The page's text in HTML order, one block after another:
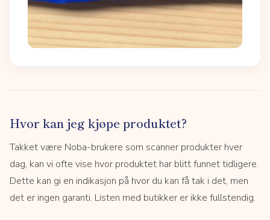
Hvor kan jeg kjøpe produktet?
Takket være Noba-brukere som scanner produkter hver
dag, kan vi ofte vise hvor produktet har blitt funnet tidligere.
Dette kan gi en indikasjon på hvor du kan få tak i det, men
det er ingen garanti. Listen med butikker er ikke fullstendig.